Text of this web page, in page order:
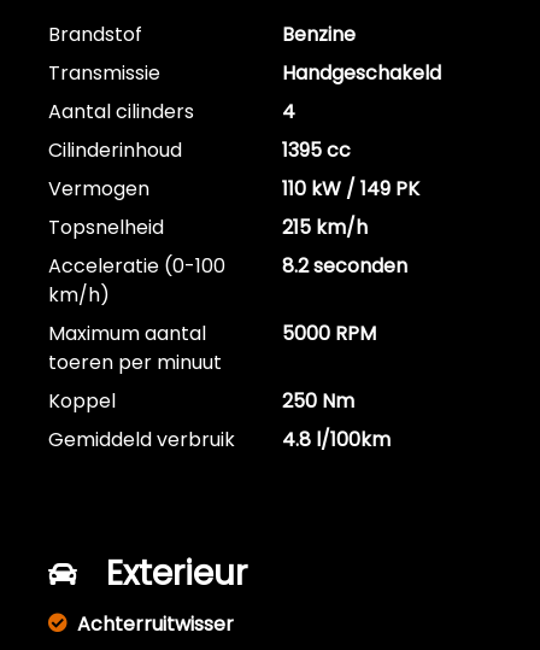
Brandstof
Benzine
Transmissie
Handgeschakeld
Aantal cilinders
4
Cilinderinhoud
1395 cc
Vermogen
110 kW / 149 PK
Topsnelheid
215 km/h
Acceleratie (0-100
km/h)
8.2 seconden
Maximum aantal
toeren per minuut
5000 RPM
Koppel
250 Nm
Gemiddeld verbruik
4.8 l/100km
Exterieur
Achterruitwisser